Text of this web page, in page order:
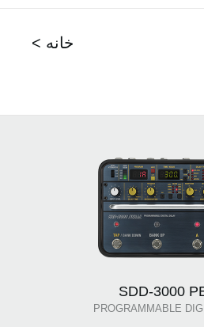
< خانه
SDD-3000
PROGRAMMABLE